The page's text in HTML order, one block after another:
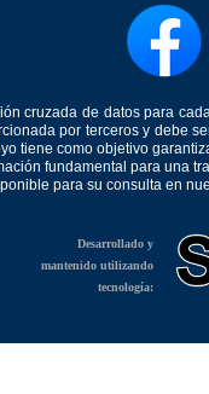
cruzada de datos para
por terceros y debe
tiene como objetivo
fundamental para una
para su consulta en
Desarrollado y
mantenido utilizando
tecnología: